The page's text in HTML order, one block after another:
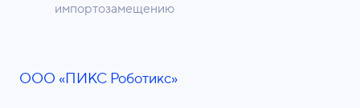
ООО «ПИКС Роботикс»
импортозамещению